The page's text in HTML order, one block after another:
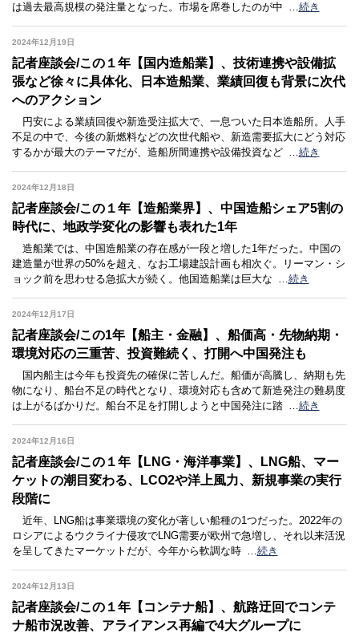
は過去最高規模の発注量となった。市場を席巻したのが中 …続き
2024年12月19日
記者座談会/この１年【国内造船業】、技術連携や設備拡
張など徐々に具体化、日本造船業、業績回復も背景に次代
へのアクション
円安による業績回復や新造受注拡大で、一息ついた日本造船所。人手
不足の中で、今後の新燃料などの次世代船や、新造需要拡大にどう対応
するかが最大のテーマだが、造船所間連携や設備投資など …続き
2024年12月18日
記者座談会/この１年【造船業界】、中国造船シェア5割の
時代に、地政学変化の影響も表れた1年
造船業では、中国造船業の存在感が一段と増した1年だった。中国の
建造量が世界の50%を超え、なお工場建設計画も相次ぐ。リーマン・シ
ョック前を思わせる急拡大が続く。他国造船業は巨大な …続き
2024年12月17日
記者座談会/この1年【船主・金融】、船価高・先物納期・
環境対応の三重苦、投資難続く、打開へ中国発注も
国内船主は今年も投資先の確保に苦しんだ。船価が高騰し、納期も先
物になり、船台不足の時代となり、環境対応も含めて新造発注の難易度
は上がるばかりだ。船台不足を打開しようと中国発注に踏 …続き
2024年12月16日
記者座談会/この１年【LNG・海洋事業】、LNG船、マー
ケットの潮目変わる、LCO2や洋上風力、新規事業の実行
段階に
近年、LNG船は事業環境の変化が著しい船種の1つだった。2022年の
ロシアによるウクライナ侵攻でLNG需要が欧州で急増し、それ以来活況
を呈してきたマーケットだが、今年から軟調な時 …続き
2024年12月13日
記者座談会/この１年【コンテナ船】、航路迂回でコンテ
ナ船市況改善、アライアンス再編で4大グループに